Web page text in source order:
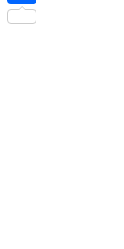
Share